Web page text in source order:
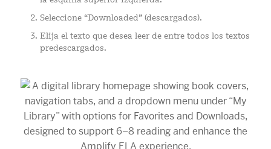
Seleccione “Downloaded” (descargados).
Elija el texto que desea leer de entre todos los textos
predescargados.